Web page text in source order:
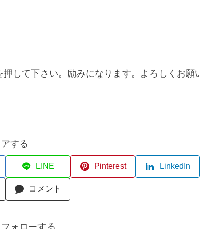
して下さい。励みになります。よろしくお願
する
LINE Pinterest LinkedIn
コメント
ォローする